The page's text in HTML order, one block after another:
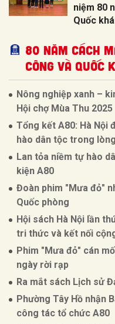
niệm 80
Quốc
80 NĂM CÁCH
CÔNG VÀ
Nông nghiệp xanh –
Hội chợ Mùa Thu 2025
Tổng kết A80: Hà Nội
hào dân tộc trong
Lan tỏa niềm tự hào
kiện A80
Đoàn phim "Mưa đỏ"
Quốc phòng
Hội sách Hà Nội lần
tri thức và kết nối
Phim "Mưa đỏ" cán
ngày rời rạp
Ra mắt sách Lịch sử
Phường Tây Hồ nhận
công tác tổ chức A80